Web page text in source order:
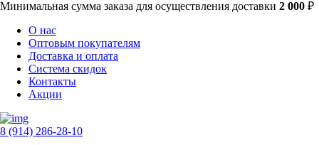
Минимальная сумма заказа для осуществления доставки 2 000 ₽
О нас
Оптовым покупателям
Доставка и оплата
Система скидок
Контакты
Акции
8 (914) 286-28-10